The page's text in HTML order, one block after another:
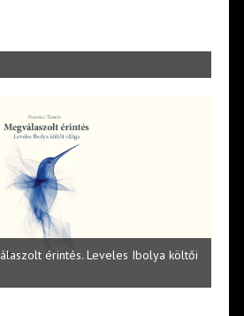
érintés. Leveles Ibolya költői